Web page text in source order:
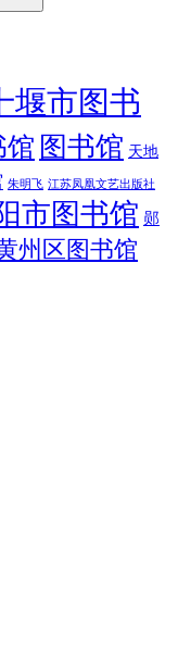
堰市图书
馆 图书馆 天地
朱明飞 江苏凤凰文艺出版社
市图书馆 郧
州区图书馆